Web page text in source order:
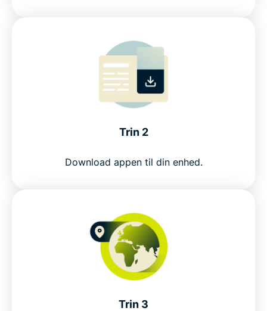
Lov om opbevaring af data i Tyskland
Ofte stillede spørgsmål om tysk VPN
Why use a VPN in Germany?
ExpressVPN vs. free VPNs for Germany
Why choose ExpressVPN for Germany?
Trin 2
Download appen til din enhed.
Trin 3